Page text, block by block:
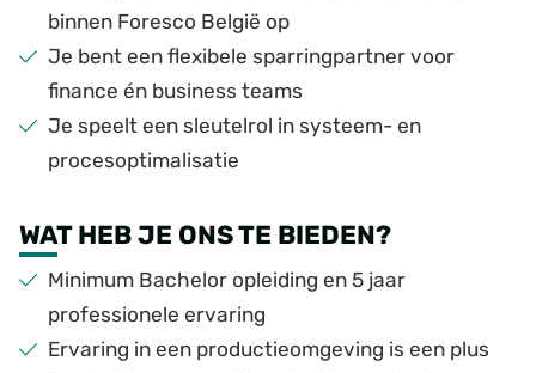
binnen Foresco België op
Je bent een flexibele sparringpartner voor
finance én business teams
Je speelt een sleutelrol in systeem- en
procesoptimalisatie
WAT HEB JE ONS TE BIEDEN?
Minimum Bachelor opleiding en 5 jaar
professionele ervaring
Ervaring in een productieomgeving is een plus